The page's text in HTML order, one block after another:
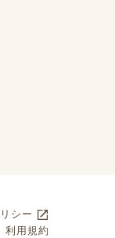
シー
利用規約